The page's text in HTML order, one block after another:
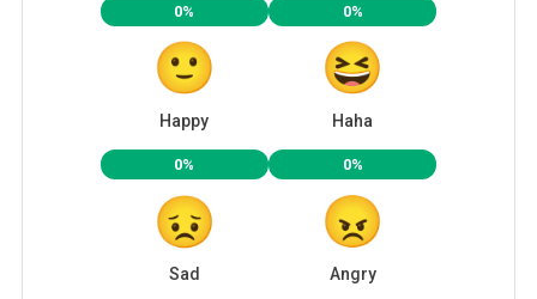
0%
Happy
0%
Haha
0%
Sad
0%
Angry